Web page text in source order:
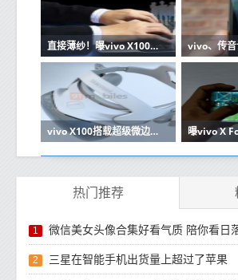
直接薄纱！曝vivo X100系列长焦迎来史诗级大升级
vivo X100搭载超级微边直屏？最新爆料称依然是曲面屏
热门推荐
1 微信美女头像合集好看气质 陪你看日落
2 三星在智能手机出货量上超过了苹果